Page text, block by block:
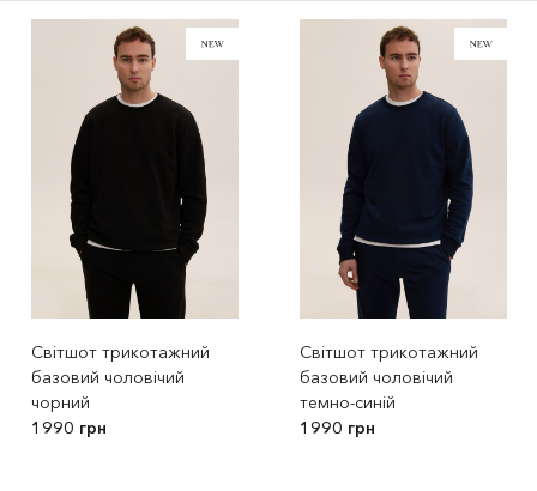
Світшот трикотажний
базовий чоловічий
чорний
1990 грн
Світшот трикотажний
базовий чоловічий
темно-синій
1990 грн